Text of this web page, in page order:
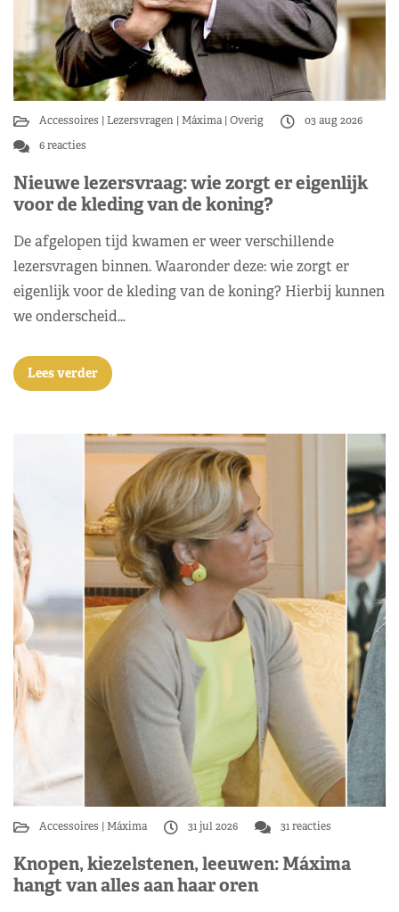
Accessoires Lezersvragen Máxima Overig
03 aug 2026
6 reacties
Nieuwe lezersvraag: wie zorgt er eigenlijk
voor de kleding van de koning?
De afgelopen tijd kwamen er weer verschillende
lezersvragen binnen. Waaronder deze: wie zorgt er
eigenlijk voor de kleding van de koning? Hierbij kunnen
we onderscheid…
Lees verder
Accessoires Máxima 31 jul 2026 31 reacties
Knopen, kiezelstenen, leeuwen: Máxima
hangt van alles aan haar oren